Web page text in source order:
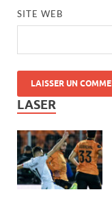
SITE WEB
LASER